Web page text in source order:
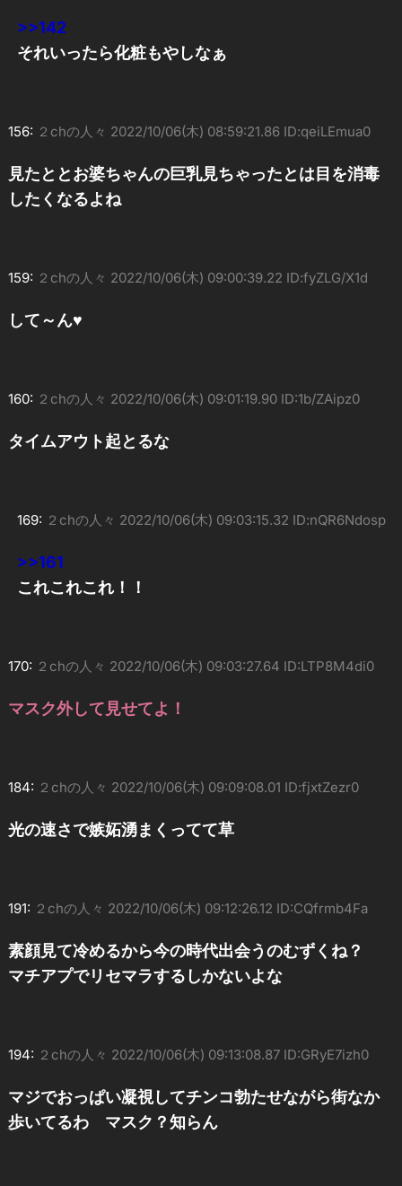
>>142
それいったら化粧もやしなぁ
156: ２chの人々 2022/10/06(木) 08:59:21.86 ID:qeiLEmua0
見たととお婆ちゃんの巨乳見ちゃったとは目を消毒
したくなるよね
159: ２chの人々 2022/10/06(木) 09:00:39.22 ID:fyZLG/X1d
して～ん♥
160: ２chの人々 2022/10/06(木) 09:01:19.90 ID:1b/ZAipz0
タイムアウト起とるな
169: ２chの人々 2022/10/06(木) 09:03:15.32 ID:nQR6Ndosp
>>161
これこれこれ！！
170: ２chの人々 2022/10/06(木) 09:03:27.64 ID:LTP8M4di0
マスク外して見せてよ！
184: ２chの人々 2022/10/06(木) 09:09:08.01 ID:fjxtZezr0
光の速さで嫉妬湧まくってて草
191: ２chの人々 2022/10/06(木) 09:12:26.12 ID:CQfrmb4Fa
素顔見て冷めるから今の時代出会うのむずくね？
マチアプでリセマラするしかないよな
194: ２chの人々 2022/10/06(木) 09:13:08.87 ID:GRyE7izh0
マジでおっぱい凝視してチンコ勃たせながら街なか
歩いてるわ マスク？知らん